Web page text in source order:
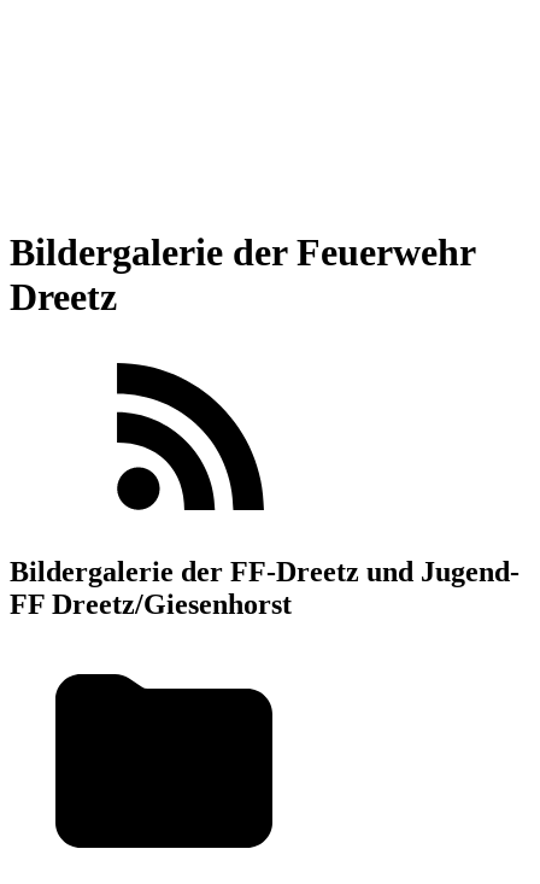
Bildergalerie der Feuerwehr
Dreetz
Bildergalerie der FF-Dreetz und Jugend-
FF Dreetz/Giesenhorst